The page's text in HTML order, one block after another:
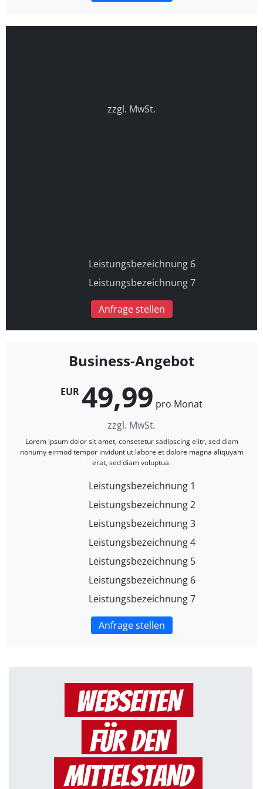
zzgl. MwSt.
Leistungsbezeichnung 6
Leistungsbezeichnung 7
Anfrage stellen
Business-Angebot
EUR49,99 pro Monat
zzgl. MwSt.
Lorem ipsum dolor sit amet, consetetur sadipscing elitr, sed diam
nonumy eirmod tempor invidunt ut labore et dolore magna aliquyam
erat, sed diam voluptua.
Leistungsbezeichnung 1
Leistungsbezeichnung 2
Leistungsbezeichnung 3
Leistungsbezeichnung 4
Leistungsbezeichnung 5
Leistungsbezeichnung 6
Leistungsbezeichnung 7
Anfrage stellen